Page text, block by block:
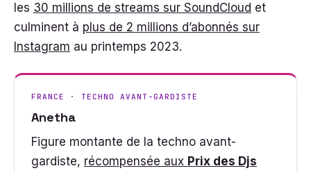
les 30 millions de streams sur SoundCloud et
culminent à plus de 2 millions d’abonnés sur
Instagram au printemps 2023.
FRANCE · TECHNO AVANT-GARDISTE
Anetha
Figure montante de la techno avant-
gardiste, récompensée aux Prix des Djs